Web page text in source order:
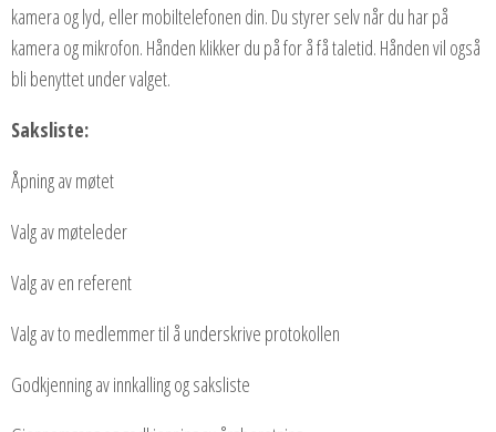
kamera og lyd, eller mobiltelefonen din. Du styrer selv når du har på
kamera og mikrofon. Hånden klikker du på for å få taletid. Hånden vil også
bli benyttet under valget.
Saksliste:
Åpning av møtet
Valg av møteleder
Valg av en referent
Valg av to medlemmer til å underskrive protokollen
Godkjenning av innkalling og saksliste